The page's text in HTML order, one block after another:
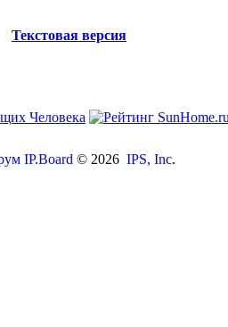
Текстовая версия
IP.Board © 2026 IPS, Inc.